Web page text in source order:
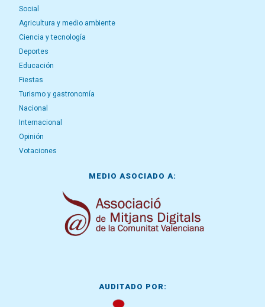
Social
Agricultura y medio ambiente
Ciencia y tecnología
Deportes
Educación
Fiestas
Turismo y gastronomía
Nacional
Internacional
Opinión
Votaciones
MEDIO ASOCIADO A:
AUDITADO POR: